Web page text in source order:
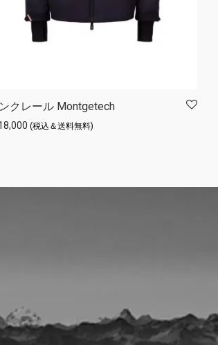
クレール Montgetech
(税込＆送料無料)